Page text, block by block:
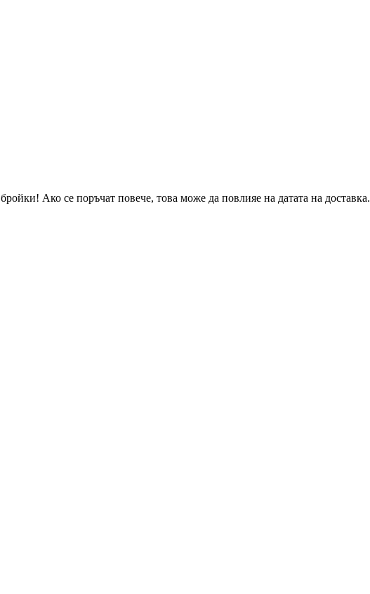
Ако се поръчат повече, това може да повлияе на датата на доставка.